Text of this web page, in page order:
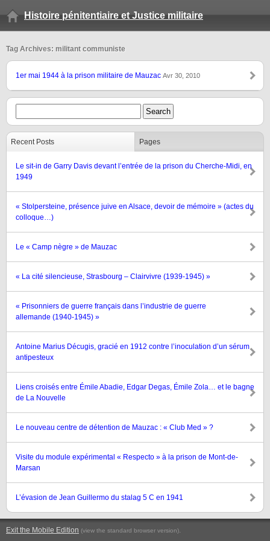
Histoire pénitentiaire et Justice militaire
Tag Archives: militant communiste
1er mai 1944 à la prison militaire de Mauzac Avr 30, 2010
Recent Posts Pages
Le sit-in de Garry Davis devant l’entrée de la prison du Cherche-Midi, en
1949
« Stolpersteine, présence juive en Alsace, devoir de mémoire » (actes du
colloque…)
Le « Camp nègre » de Mauzac
« La cité silencieuse, Strasbourg – Clairvivre (1939-1945) »
« Prisonniers de guerre français dans l’industrie de guerre
allemande (1940-1945) »
Antoine Marius Décugis, gracié en 1912 contre l’inoculation d’un sérum
antipesteux
Liens croisés entre Émile Abadie, Edgar Degas, Émile Zola… et le bagne
de La Nouvelle
Le nouveau centre de détention de Mauzac : « Club Med » ?
Visite du module expérimental « Respecto » à la prison de Mont-de-
Marsan
L’évasion de Jean Guillermo du stalag 5 C en 1941
Exit the Mobile Edition (view the standard browser version).